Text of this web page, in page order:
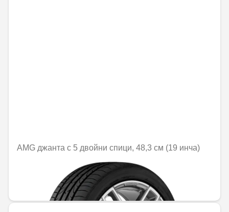
AMG джанта с 5 двойни спици, 48,3 см (19 инча)
Не е налично онлайн
1379,50 € / 2698,06 лв.